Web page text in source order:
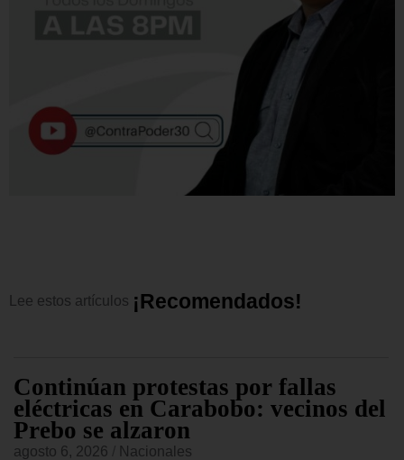
Lee estos artículos ¡Recomendados!
Continúan protestas por fallas
eléctricas en Carabobo: vecinos del
Prebo se alzaron
agosto 6, 2026 Nacionales